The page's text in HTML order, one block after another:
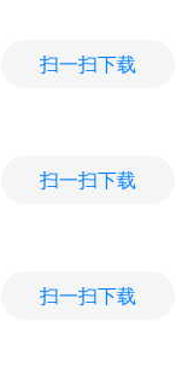
扫一扫下载
扫一扫下载
扫一扫下载